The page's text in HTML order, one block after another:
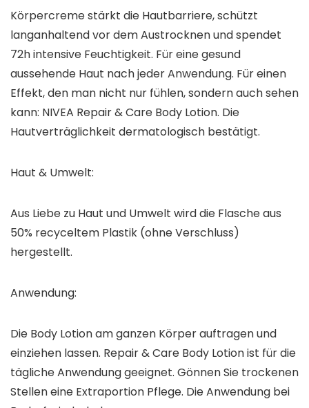
Körpercreme stärkt die Hautbarriere, schützt
langanhaltend vor dem Austrocknen und spendet
72h intensive Feuchtigkeit. Für eine gesund
aussehende Haut nach jeder Anwendung. Für einen
Effekt, den man nicht nur fühlen, sondern auch sehen
kann: NIVEA Repair & Care Body Lotion. Die
Hautverträglichkeit dermatologisch bestätigt.
Haut & Umwelt:
Aus Liebe zu Haut und Umwelt wird die Flasche aus
50% recyceltem Plastik (ohne Verschluss)
hergestellt.
Anwendung:
Die Body Lotion am ganzen Körper auftragen und
einziehen lassen. Repair & Care Body Lotion ist für die
tägliche Anwendung geeignet. Gönnen Sie trockenen
Stellen eine Extraportion Pflege. Die Anwendung bei